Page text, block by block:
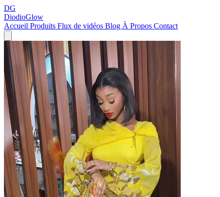
DG
DiodioGlow
Accueil Produits Flux de vidéos Blog À Propos Contact